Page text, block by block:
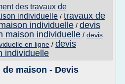
des travaux de
individuelle / travaux de
individuelle / devis
maison individuelle / devis
en ligne / devis
individuelle
maison - Devis